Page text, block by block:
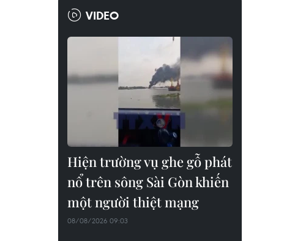
VIDEO
Hiện trường vụ ghe gỗ phát
nổ trên sông Sài Gòn khiến
một người thiệt mạng
08/08/2026 09:03